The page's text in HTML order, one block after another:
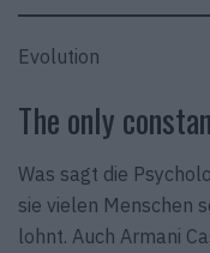
Evolution
The only
Was sagt die
sie vielen Menschen
lohnt. Auch Armani